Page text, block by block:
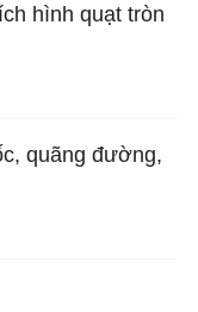
hình quạt tròn
quãng đường,